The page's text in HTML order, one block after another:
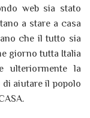
web sia stato
a stare a casa
che il tutto sia
giorno tutta Italia
ulteriormente la
aiutare il popolo